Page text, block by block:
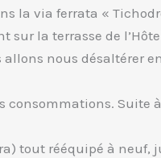
la via ferrata «
la terrasse de
nous désaltérer
Suite
tout rééquipé à